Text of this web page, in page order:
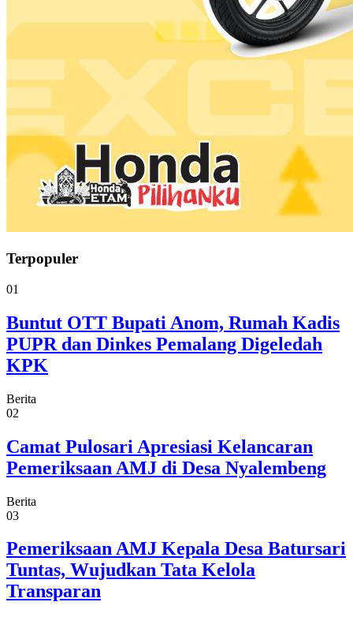
Terpopuler
01
Buntut OTT Bupati Anom, Rumah Kadis
PUPR dan Dinkes Pemalang Digeledah
KPK
Berita
02
Camat Pulosari Apresiasi Kelancaran
Pemeriksaan AMJ di Desa Nyalembeng
Berita
03
Pemeriksaan AMJ Kepala Desa Batursari
Tuntas, Wujudkan Tata Kelola
Transparan